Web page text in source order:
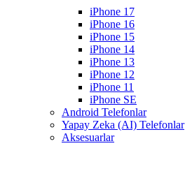
iPhone 17
iPhone 16
iPhone 15
iPhone 14
iPhone 13
iPhone 12
iPhone 11
iPhone SE
Android Telefonlar
Yapay Zeka (AI) Telefonlar
Aksesuarlar